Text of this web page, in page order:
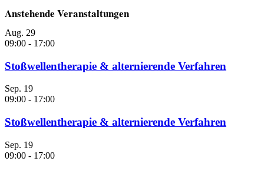
Anstehende Veranstaltungen
Aug. 29
09:00 - 17:00
Stoßwellentherapie & alternierende Verfahren
Sep. 19
09:00 - 17:00
Stoßwellentherapie & alternierende Verfahren
Sep. 19
09:00 - 17:00